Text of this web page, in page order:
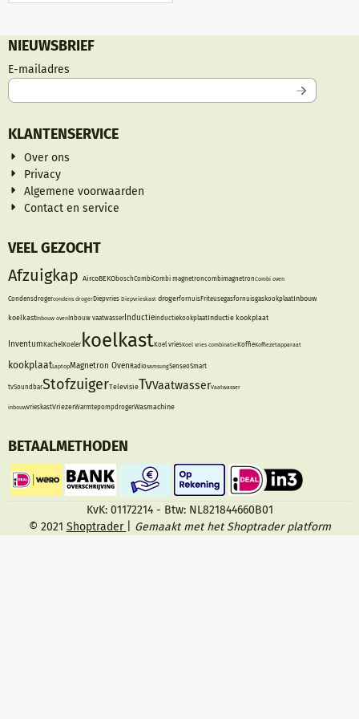
NIEUWSBRIEF
E-mailadres
KLANTENSERVICE
Over ons
Privacy
Algemene voorwaarden
Contact en service
VEEL GEZOCHT
Afzuigkap AircoBEKOboschCombiCombi magnetroncombimagnetronCombi oven
Condensdrogercondens drogerDiepvries Diepvrieskast drogerfornuisFriteusegasfornuisgaskookplaatInbouw
koelkastInbouw oven Inbouw vaatwasser InductieinductiekookplaatInductie kookplaat
Inventum KachelKoeler koelkastKoel vriesKoel vries combinatieKoffieKoffiezetapparaat
kookplaatLaptopMagnetron Oven RadiosamsungSenseoSmart
tvSoundbarStofzuigerTelevisieTvVaatwasserVaatwasser
inbouwvrieskastVriezerWarmtepompdrogerWasmachine
BETAALMETHODEN
KvK: 01172214 - Btw: NL821844660B01
© 2021 Shoptrader Gemaakt met het Shoptrader platform